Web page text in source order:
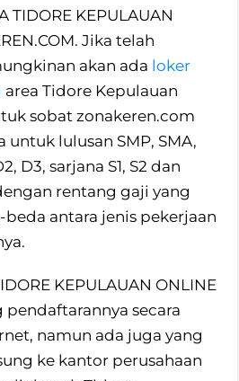
TIDORE KEPULAUAN
Jika telah
akan ada loker
area Tidore Kepulauan
sobat zonakeren.com
untuk lulusan SMP, SMA,
D3, sarjana S1, S2 dan
rentang gaji yang
antara jenis pekerjaan
KEPULAUAN ONLINE
pendaftarannya secara
namun ada juga yang
ke kantor perusahaan